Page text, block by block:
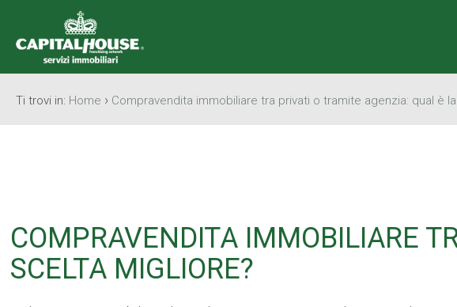
Ti trovi in: Home › Compravendita immobiliare tra privati o tramite agenzia: qual è
COMPRAVENDITA IMMOBILIARE
SCELTA MIGLIORE?